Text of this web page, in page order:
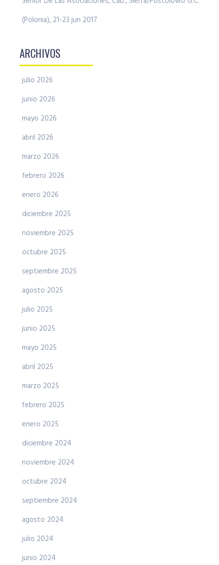
(Polonia), 21-23 jun 2017
ARCHIVOS
julio 2026
junio 2026
mayo 2026
abril 2026
marzo 2026
febrero 2026
enero 2026
diciembre 2025
noviembre 2025
octubre 2025
septiembre 2025
agosto 2025
julio 2025
junio 2025
mayo 2025
abril 2025
marzo 2025
febrero 2025
enero 2025
diciembre 2024
noviembre 2024
octubre 2024
septiembre 2024
agosto 2024
julio 2024
junio 2024